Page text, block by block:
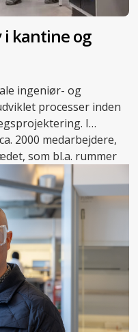
i kantine og
ingeniør- og
processer inden
I
2000 medarbejdere,
som bl.a. rummer
rammen om